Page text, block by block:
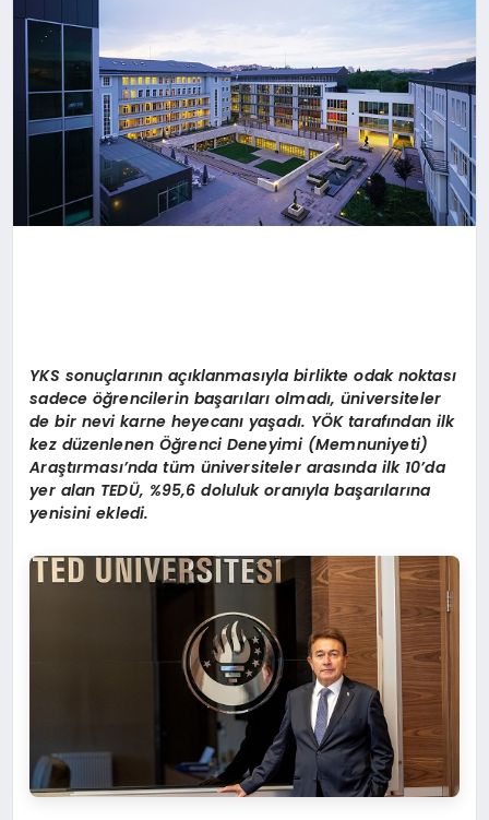
YKS sonuçlarının açıklanmasıyla birlikte odak noktası
sadece öğrencilerin başarıları olmadı, üniversiteler
de bir nevi karne heyecanı yaşadı. YÖK tarafından ilk
kez düzenlenen Öğrenci Deneyimi (Memnuniyeti)
Araştırması’nda tüm üniversiteler arasında ilk 10’da
yer alan TEDÜ, %95,6 doluluk oranıyla başarılarına
yenisini ekledi.